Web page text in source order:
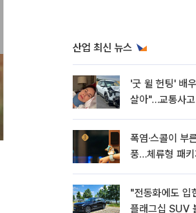
산업 최신 뉴스
'굿 윌 헌팅' 배
살아"…교통사
폭염·스콜이 부
풍…체류형 패
"전동화에도 입
플래그십 SUV